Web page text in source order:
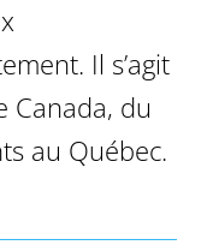
Il s’agit
Canada, du
au Québec.